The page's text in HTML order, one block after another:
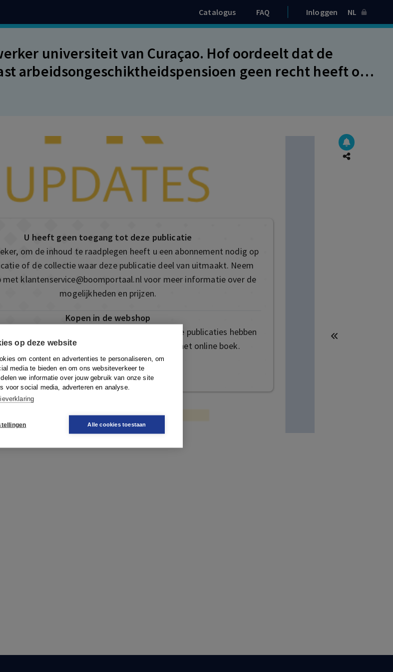
op deze website
om content en advertenties te personaliseren, om
media te bieden en om ons websiteverkeer te
we informatie over jouw gebruik van onze site
voor social media, adverteren en analyse.
Alle cookies toestaan
Catalogus FAQ Inloggen NL
universiteit van Curaçao. Hof oordeelt dat de
arbeidsongeschiktheidspensioen geen recht heeft op
U heeft geen toegang tot deze publicatie
om de inhoud te raadplegen heeft u een abonnement nodig op
of de collectie waar deze publicatie deel van uitmaakt. Neem
met klantenservice@boomportaal.nlvoor meer informatie over de
mogelijkheden en prijzen.
Kopen in de webshop
is ook te vinden in onze webshop. Sommige publicaties hebben
mogelijkheid om direct toegang te kopen tot het online boek.
Naar de webshop